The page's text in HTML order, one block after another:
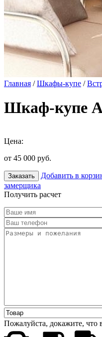
Главная /Шкафы-купе /
Шкаф-купе
Цена:
от 45 000 руб.
Заказать Добавить в
замерщика
Получить расчет
Пожалуйста, докажите, что